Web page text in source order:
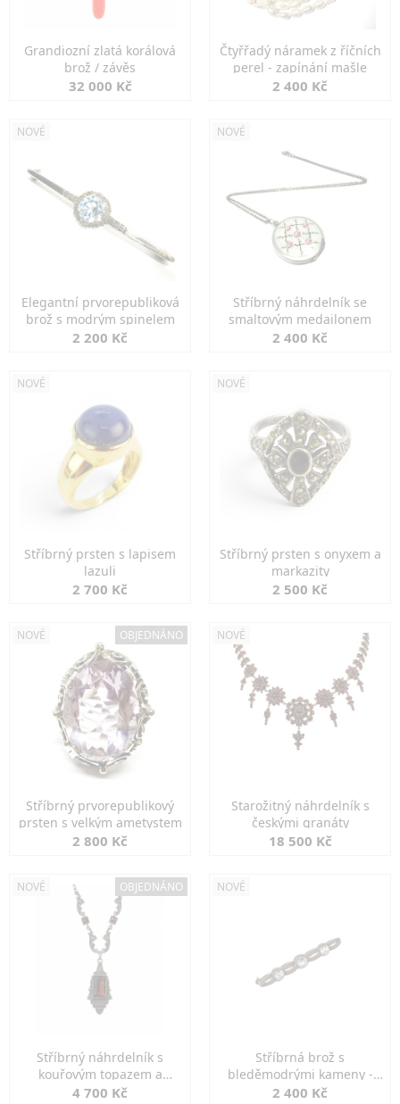
Grandiozní zlatá korálová
brož / závěs
32 000 Kč
Čtyřřadý náramek z říčních
perel - zapínání mašle
2 400 Kč
NOVÉ
Elegantní prvorepubliková
brož s modrým spinelem
2 200 Kč
NOVÉ
Stříbrný náhrdelník se
smaltovým medailonem
2 400 Kč
NOVÉ
Stříbrný prsten s lapisem
lazuli
2 700 Kč
NOVÉ
Stříbrný prsten s onyxem a
markazity
2 500 Kč
NOVÉ OBJEDNÁNO
Stříbrný prvorepublikový
prsten s velkým ametystem
2 800 Kč
NOVÉ
Starožitný náhrdelník s
českými granáty
18 500 Kč
NOVÉ OBJEDNÁNO
Stříbrný náhrdelník s
kouřovým topazem a
markazity
4 700 Kč
NOVÉ
Stříbrná brož s
bleděmodrými kameny -
jemná elegance
2 400 Kč